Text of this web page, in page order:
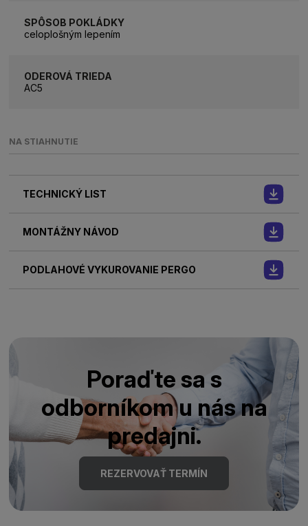
SPÔSOB POKLÁDKY
celoplošným lepením
ODEROVÁ TRIEDA
AC5
NA STIAHNUTIE
TECHNICKÝ LIST
MONTÁŽNY NÁVOD
PODLAHOVÉ VYKUROVANIE PERGO
Poraďte sa s
odborníkom u nás na
predajni.
REZERVOVAŤ TERMÍN